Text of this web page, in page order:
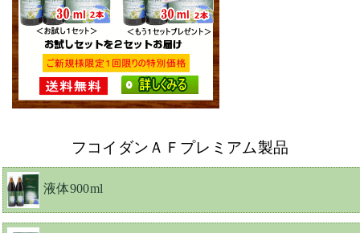
フコイダンＡＦプレミアム製品
液体900ml